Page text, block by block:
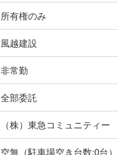
所有権のみ
風越建設
非常勤
全部委託
（株）東急コミュニティー
空無（駐車場空き台数:0台）